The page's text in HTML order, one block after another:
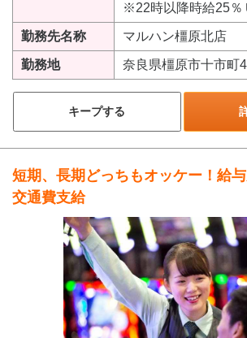
※22時以降時給25％
勤務先名称 マルハン橿原北店
勤務地 奈良県橿原市十市町
キープする
短期、長期どっちもオッケー！給
交通費支給